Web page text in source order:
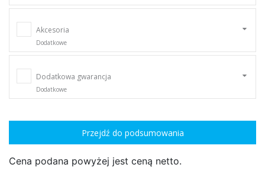
Akcesoria
Dodatkowe
Dodatkowa gwarancja
Dodatkowe
Przejdź do podsumowania
Cena podana powyżej jest ceną netto.